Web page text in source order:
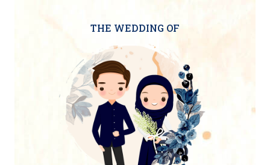
THE WEDDING OF